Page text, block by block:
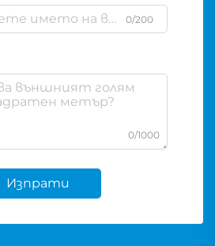
0/200
0/1000
Изпрати